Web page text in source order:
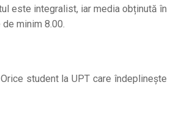
este integralist, iar media obținută în
minim 8.00.
Orice student la UPT care îndeplinește